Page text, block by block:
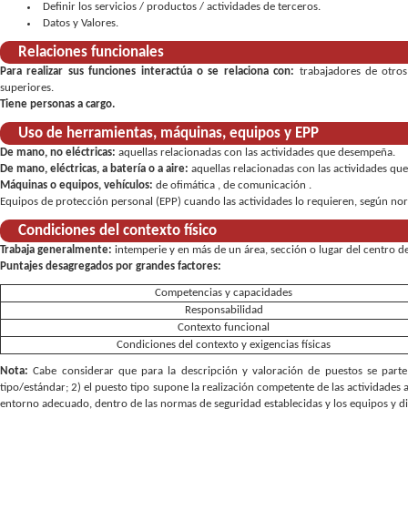
Definir los servicios / productos / actividades de terceros
Datos y Valores
Relaciones funcionales
Para realizar sus funciones interactúa o se relaciona con: trabajadores de
superiores.
Tiene personas a cargo.
Uso de herramientas, máquinas, equipos y EPP
De mano, no eléctricas: aquellas relacionadas con las actividades que desempeña
De mano, eléctricas, a batería o a aire: aquellas relacionadas con las actividades
Máquinas o equipos, vehículos: de ofimática , de comunicación
Equipos de protección personal (EPP) cuando las actividades lo requieren, según
Condiciones del contexto físico
Trabaja generalmente: intemperie y en más de un área, sección o lugar del centro
Puntajes desagregados por grandes factores:
Competencias y capacidades
Responsabilidad
Contexto funcional
Condiciones del contexto y exigencias físicas
Nota:Cabe considerar que para la descripción y valoración de puestos se
tipo/estándar; 2) el puesto tipo supone la realización competente de las
entorno adecuado, dentro de las normas de seguridad establecidas y los equipos y